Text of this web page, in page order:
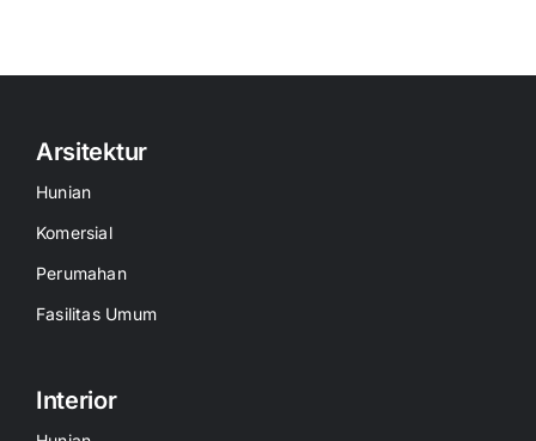
Arsitektur
Hunian
Komersial
Perumahan
Fasilitas Umum
Interior